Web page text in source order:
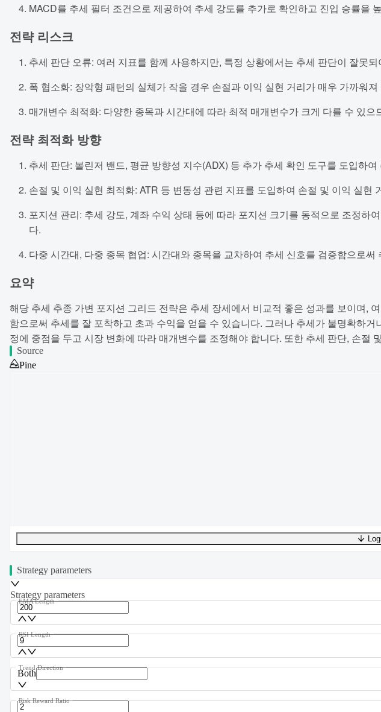
MACD를 추세 필터 조건으로 제공하여 추세 강도를 추가로 확인하고 진입 승률을
전략 리스크
추세 판단 오류: 여러 지표를 함께 사용하지만, 특정 상황에서는 추세 판단이 잘못
폭 협소화: 장악형 패턴의 실체가 작을 경우 손절과 이익 실현 거리가 매우 가까워
매개변수 최적화: 다양한 종목과 시간대에 따라 최적 매개변수가 크게 다를 수 있
전략 최적화 방향
추세 판단: 볼린저 밴드, 평균 방향성 지수(ADX) 등 추가 추세 확인 도구를 도입하
손절 및 이익 실현 최적화: ATR 등 변동성 관련 지표를 도입하여 손절 및 이익 실
포지션 관리: 추세 강도, 계좌 수익 상태 등에 따라 포지션 크기를 동적으로 조정
다.
다중 시간대, 다중 종목 협업: 시간대와 종목을 교차하여 추세 신호를 검증함으로
요약
해당 추세 추종 가변 포지션 그리드 전략은 추세 장세에서 비교적 좋은 성과를 보이며,
함으로써 추세를 잘 포착하고 초과 수익을 얻을 수 있습니다. 그러나 추세가 불명확하
정에 중점을 두고 시장 변화에 따라 매개변수를 조정해야 합니다. 또한 추세 판단, 손
Source
Pine
UTF-8399 bytes59 words0 linesLn 1,Col 0
Strategy parameters
Strategy parameters
EMA Length
RSI Length
Both
Trend Direction
Risk Reward Ratio